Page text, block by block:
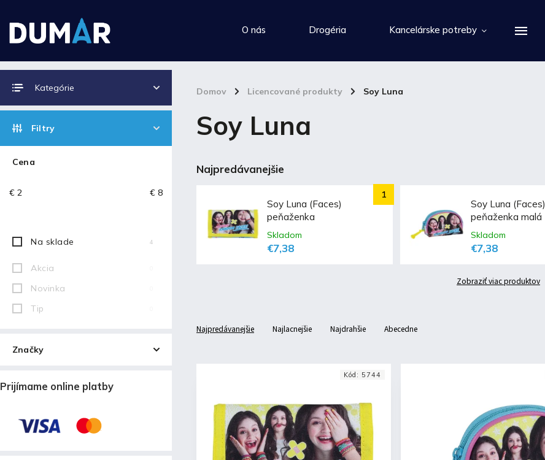
O nás Drogéria Kancelárske potreby
Domov / Licencované produkty / Soy Luna
Kategórie
Filtry
Cena
€ 2 € 8
Na sklade 4
Akcia
Novinka
Tip
Značky
Prijímame online platby
Soy Luna
Najpredávanejšie
Soy Luna (Faces)
peňaženka
Skladom
€7,38
Soy Luna (Faces)
peňaženka malá
Skladom
€7,38
Zobraziť viac produktov
Najpredávanejšie Najlacnejšie Najdrahšie Abecedne
Kód: 5744